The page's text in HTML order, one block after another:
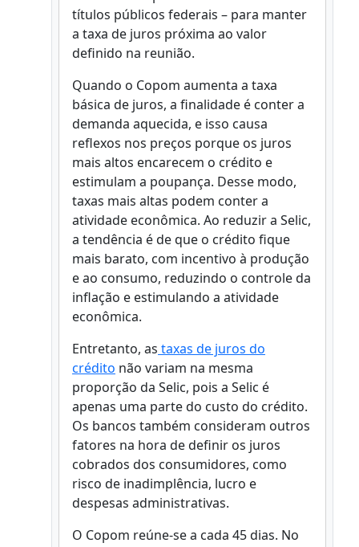
títulos públicos federais – para manter
a taxa de juros próxima ao valor
definido na reunião.
Quando o Copom aumenta a taxa
básica de juros, a finalidade é conter a
demanda aquecida, e isso causa
reflexos nos preços porque os juros
mais altos encarecem o crédito e
estimulam a poupança. Desse modo,
taxas mais altas podem conter a
atividade econômica. Ao reduzir a Selic,
a tendência é de que o crédito fique
mais barato, com incentivo à produção
e ao consumo, reduzindo o controle da
inflação e estimulando a atividade
econômica.
Entretanto, as taxas de juros do
crédito não variam na mesma
proporção da Selic, pois a Selic é
apenas uma parte do custo do crédito.
Os bancos também consideram outros
fatores na hora de definir os juros
cobrados dos consumidores, como
risco de inadimplência, lucro e
despesas administrativas.
O Copom reúne-se a cada 45 dias. No